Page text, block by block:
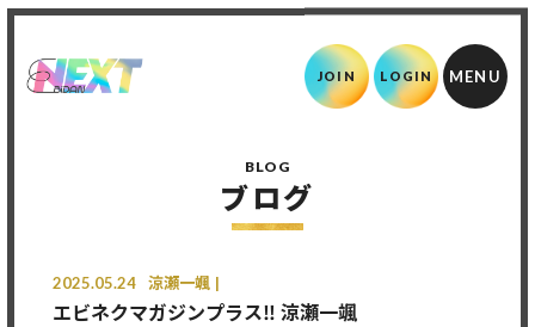
JOIN LOGIN
BLOG
ブログ
2025.05.24 涼瀬一颯
エビネクマガジンプラス‼️ 涼瀬一颯